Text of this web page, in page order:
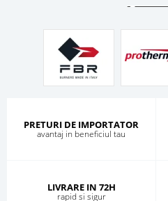
PRETURI DE IMPORTATOR
avantaj in beneficiul tau
LIVRARE IN 72H
rapid si sigur